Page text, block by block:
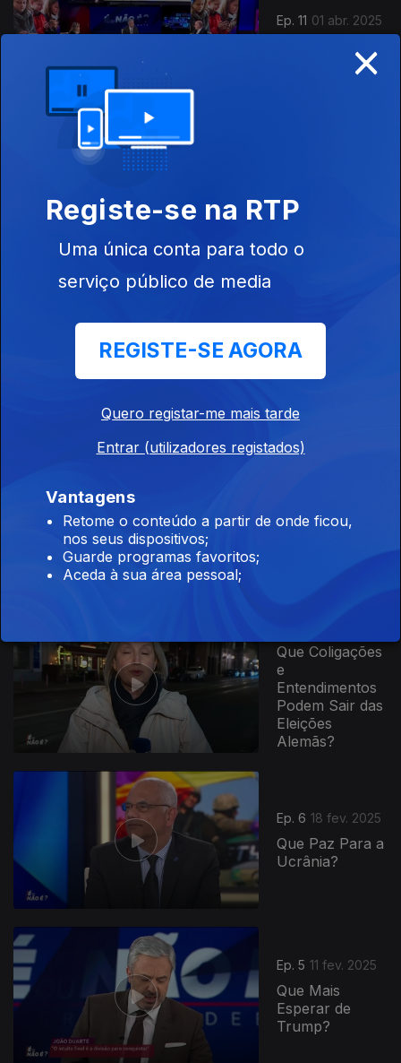
Ep. 11 01 abr. 2025
Adolescência
Governo
Regresso das
Ep. 9
O País Rumo às
O País à Beira
Que Coligações
e
Entendimentos
Podem Sair das
Eleições
Alemãs?
Ep. 6 18 fev. 2025
Que Paz Para a
Ucrânia?
Ep. 5 11 fev. 2025
Que Mais
Esperar de
Trump?
×
Registe-se na RTP
Uma única conta para todo o
serviço público de media
REGISTE-SE AGORA
Quero registar-me mais tarde
Entrar (utilizadores registados)
Vantagens
Retome o conteúdo a partir de onde ficou,
nos seus dispositivos;
Guarde programas favoritos;
Aceda à sua área pessoal;